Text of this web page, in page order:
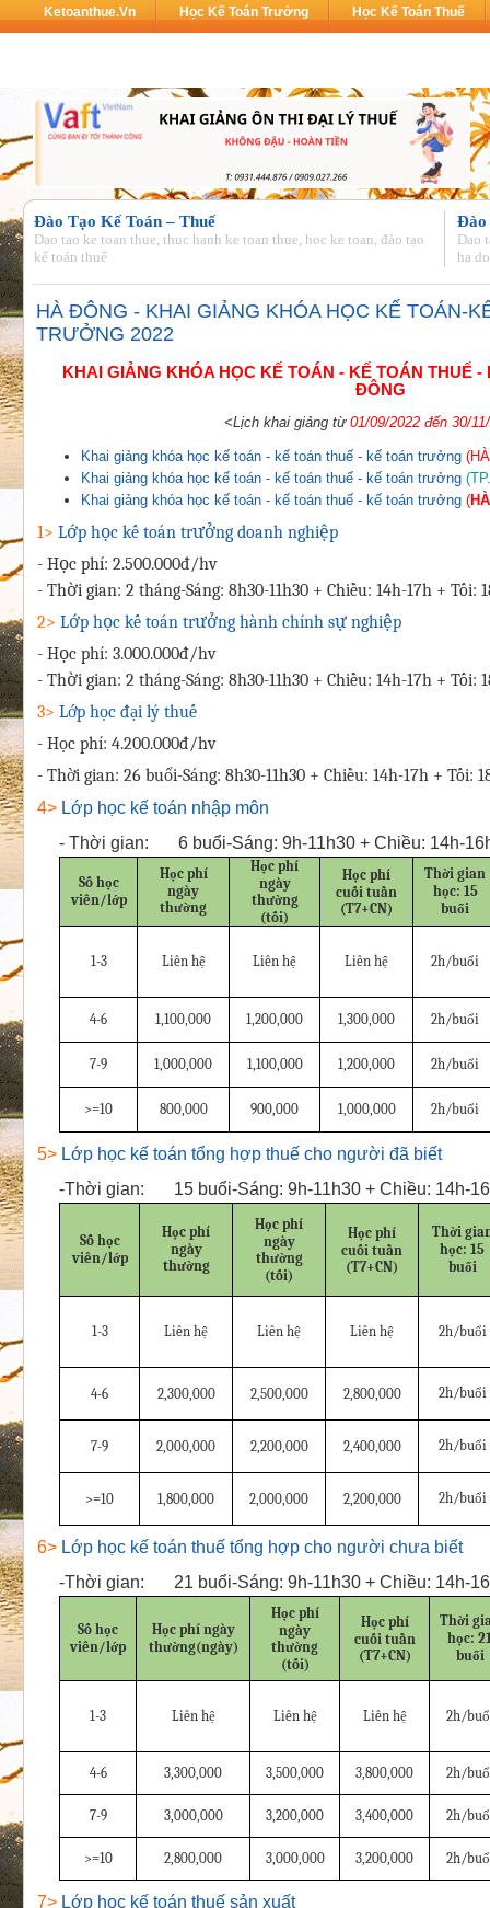
Ketoanthue.vn Học Kế Toán Trưởng Học Kế Toán Thuế
Đào Tạo Kế Toán – Thuế
Dao tao ke toan thue, thuc hanh ke toan thue, hoc ke toan, đào tạo
kế toán thuế
Đào
Dao
ha
HÀ ĐÔNG - KHAI GIẢNG KHÓA HỌC KẾ TOÁN-
TRƯỞNG 2022
KHAI GIẢNG KHÓA HỌC KẾ TOÁN - KẾ TOÁN THUẾ
ĐÔNG
<Lịch khai giảng từ 01/09/2022 đến 30/
Khai giảng khóa học kế toán - kế toán thuế - kế toán trưởng
Khai giảng khóa học kế toán - kế toán thuế - kế toán trưởng
Khai giảng khóa học kế toán - kế toán thuế - kế toán trưởng (
1> Lớp học kế toán trưởng doanh nghiệp
- Học phí: 2.500.000đ/hv
- Thời gian: 2 tháng-Sáng: 8h30-11h30 + Chiều: 14h-17h + Tối:
2> Lớp học kế toán trưởng hành chính sự nghiệp
- Học phí: 3.000.000đ/hv
- Thời gian: 2 tháng-Sáng: 8h30-11h30 + Chiều: 14h-17h + Tối:
3> Lớp học đại lý thuế
- Học phí: 4.200.000đ/hv
- Thời gian: 26 buổi-Sáng: 8h30-11h30 + Chiều: 14h-17h + Tối:
4> Lớp học kế toán nhập môn
- Thời gian: 6 buổi-Sáng: 9h-11h30 + Chiều: 14h-
Số học
viên/lớp
Học phí
ngày
thường
Học phí
ngày
thường
(tối)
Học phí
cuối tuần
(T7+CN)
Thời gian
học: 15
buổi
1-3 Liên hệ Liên hệ Liên hệ 2h/buổi
4-6 1,100,000 1,200,000 1,300,000 2h/buổi
7-9 1,000,000 1,100,000 1,200,000 2h/buổi
>=10 800,000 900,000 1,000,000 2h/buổi
5> Lớp học kế toán tổng hợp thuế cho người đã biết
-Thời gian: 15 buổi-Sáng: 9h-11h30 + Chiều: 14h-
Số học
viên/lớp
Học phí
ngày
thường
Học phí
ngày
thường
(tối)
Học phí
cuối tuần
(T7+CN)
Thời
học: 15
buổi
1-3 Liên hệ Liên hệ Liên hệ 2h/buổi
4-6 2,300,000 2,500,000 2,800,000 2h/buổi
7-9 2,000,000 2,200,000 2,400,000 2h/buổi
>=10 1,800,000 2,000,000 2,200,000 2h/buổi
6> Lớp học kế toán thuế tổng hợp cho người chưa biết
-Thời gian: 21 buổi-Sáng: 9h-11h30 + Chiều: 14h-
Số học
viên/lớp
Học phí ngày
thường(ngày)
Học phí
ngày
thường
(tối)
Học phí
cuối tuần
(T7+CN)
Thời
học:
buổi
1-3 Liên hệ Liên hệ Liên hệ 2h/
4-6 3,300,000 3,500,000 3,800,000 2h/
7-9 3,000,000 3,200,000 3,400,000 2h/
>=10 2,800,000 3,000,000 3,200,000 2h/
7> Lớp học kế toán thuế sản xuất